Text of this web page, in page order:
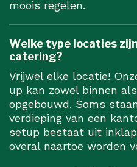
moois regelen.
Welke type locaties
catering?
Vrijwel elke locatie!
up kan zowel binnen
opgebouwd. Soms
verdieping van een
setup bestaat uit
overal naartoe worden